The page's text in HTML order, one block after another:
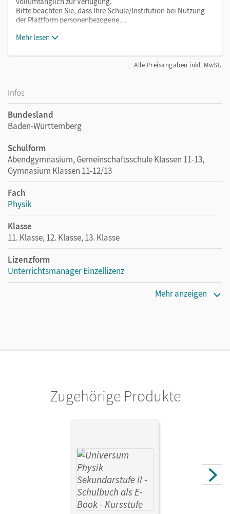
Bitte beachten Sie, dass Ihre Schule/Institution bei Nutzung
der Plattform personenbezogene…
Mehr lesen
Alle Preisangaben inkl. MwSt.
Infos
Bundesland
Baden-Württemberg
Schulform
Abendgymnasium, Gemeinschaftsschule Klassen 11-13,
Gymnasium Klassen 11-12/13
Fach
Physik
Klasse
11. Klasse, 12. Klasse, 13. Klasse
Lizenzform
Unterrichtsmanager Einzellizenz
Unterrichtsmanagers solange das Lehrwerk erhältlich ist.
Mehr anzeigen
Zugehörige Produkte